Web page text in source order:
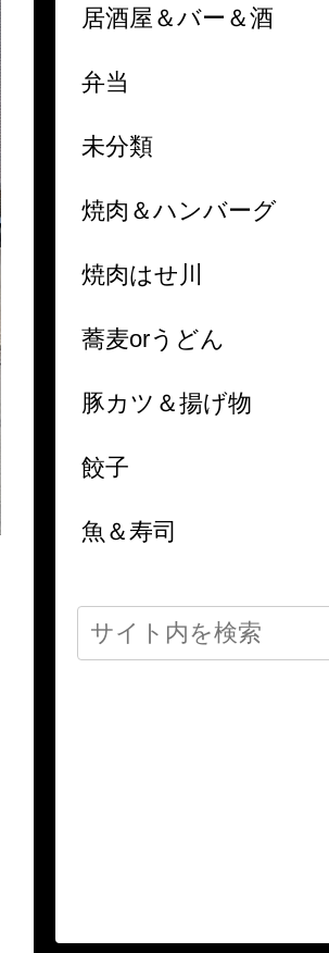
居酒屋＆バー＆酒
弁当
未分類
焼肉＆ハンバーグ
焼肉はせ川
蕎麦orうどん
豚カツ＆揚げ物
餃子
魚＆寿司